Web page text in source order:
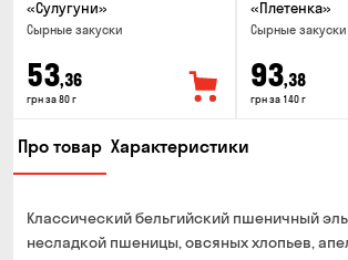
«Сулугуни»
Cырные закуски
53,36
грн за 80 г
«Плетенка»
Cырные закуски
93,38
грн за 140 г
Про товар Характеристики
Классический бельгийский пшеничный
несладкой пшеницы, овсяных хлопьев,